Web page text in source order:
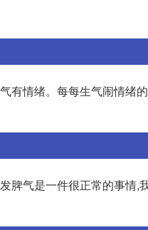
有情绪。每每生气闹情绪
脾气是一件很正常的事情,